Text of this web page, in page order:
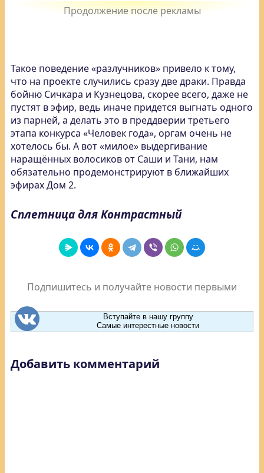
Такое поведение «разлучников» привело к тому,
что на проекте случились сразу две драки. Правда
бойню Сичкара и Кузнецова, скорее всего, даже не
пустят в эфир, ведь иначе придется выгнать одного
из парней, а делать это в преддверии третьего
этапа конкурса «Человек года», оргам очень не
хотелось бы. А вот «милое» выдергивание
наращённых волосиков от Саши и Тани, нам
обязательно продемонстрируют в ближайших
эфирах Дом 2.
Сплетница для Контрастный
Подпишитесь и получайте новости первыми
Вступайте в нашу группу
Самые интерестные новости
Добавить комментарий